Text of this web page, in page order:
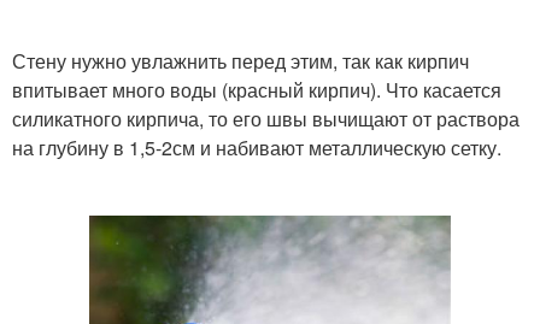
Стену нужно увлажнить перед этим, так как кирпич
впитывает много воды (красный кирпич). Что касается
силикатного кирпича, то его швы вычищают от раствора
на глубину в 1,5-2см и набивают металлическую сетку.